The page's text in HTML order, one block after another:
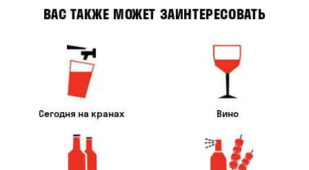
ВАС ТАКЖЕ МОЖЕТ ЗАИНТЕРЕСОВАТЬ
Сегодня на кранах Вино